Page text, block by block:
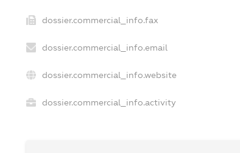
dossier.commercial_info.fax
dossier.commercial_info.email
dossier.commercial_info.website
dossier.commercial_info.activity